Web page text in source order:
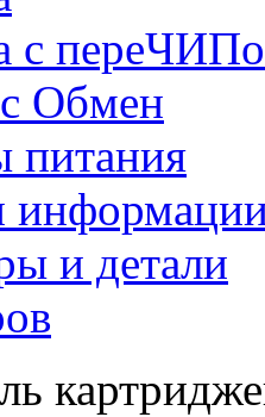
с
Обмен
питания
и детали